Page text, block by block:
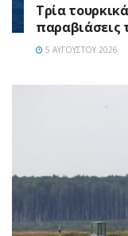
Τρία
παραβιάσεις
5 ΑΥΓΟΎΣΤΟΥ 2026